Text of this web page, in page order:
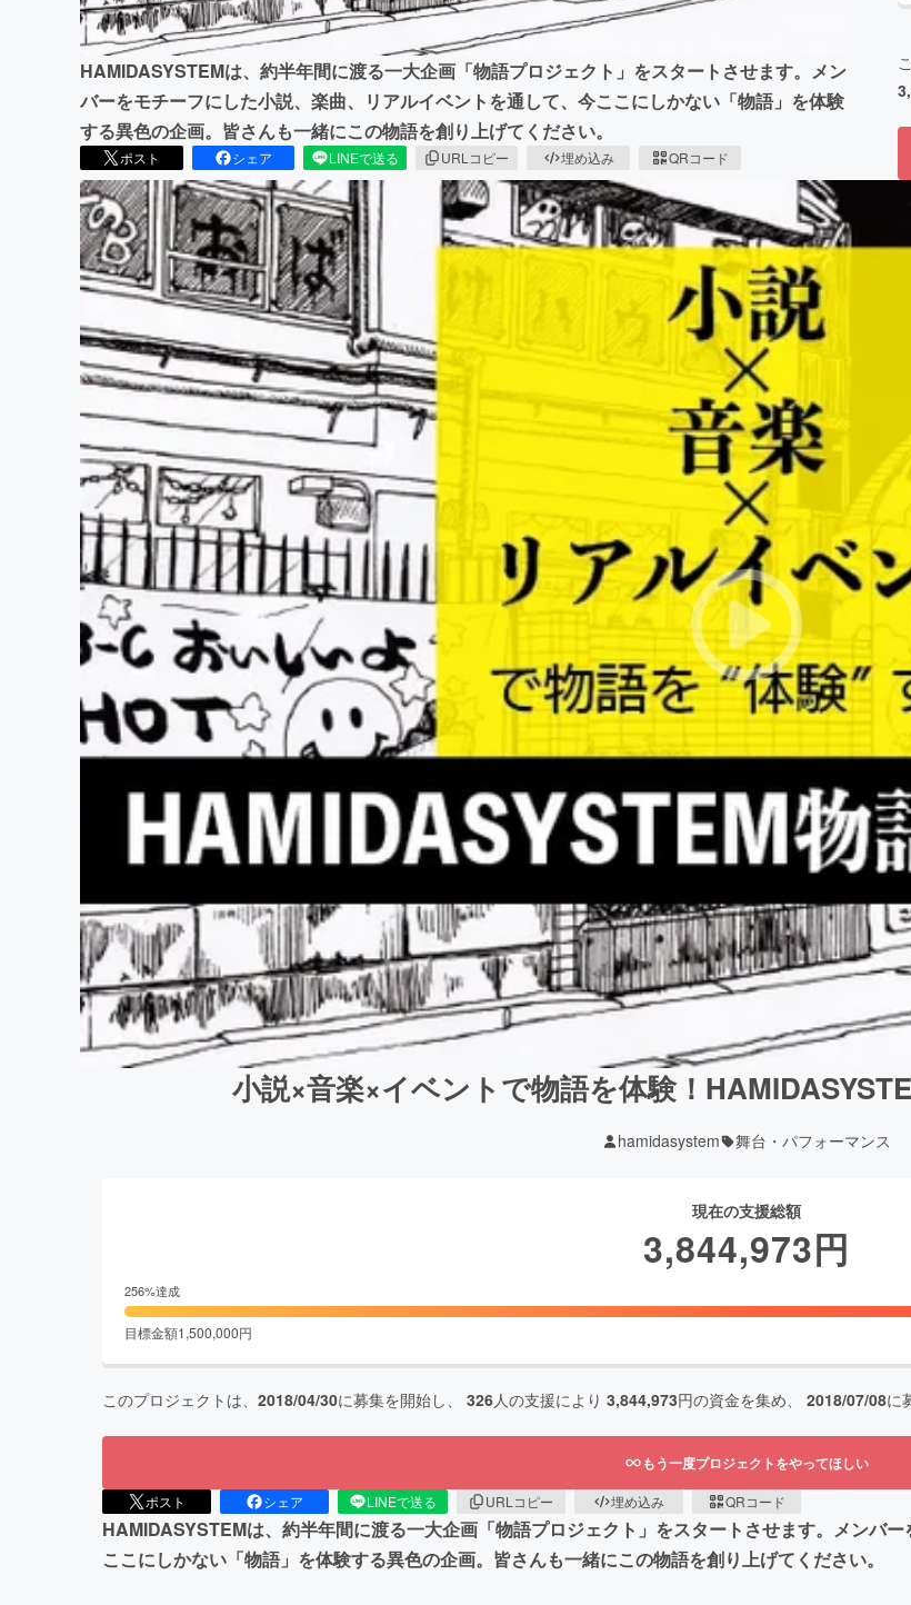
HAMIDASYSTEMは、約半年間に渡る一大企画「物語プロジェクト」をスタートさせます。メン
バーをモチーフにした小説、楽曲、リアルイベントを通して、今ここにしかない「物語」を体験
する異色の企画。皆さんも一緒にこの物語を創り上げてください。
ポスト シェア LINEで送る URLコピー 埋め込み QRコード
小説×音楽×イベントで物語を体験！
hamidasystem 舞台・パフォーマンス
現在の支援総額
3,844,973円
256%達成
目標金額1,500,000円
このプロジェクトは、 2018/04/30に募集を開始し、 326人の支援により 3,844,973円の資金を集め、 2018/07/08に
もう一度プロジェクトをやってほしい
ポスト シェア LINEで送る URLコピー 埋め込み QRコード
HAMIDASYSTEMは、約半年間に渡る一大企画「物語プロジェクト」をスタートさせます。メンバ
ここにしかない「物語」を体験する異色の企画。皆さんも一緒にこの物語を創り上げてください。